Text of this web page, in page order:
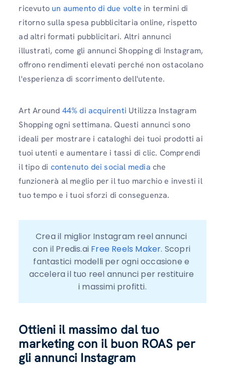
ricevuto un aumento di due volte in termini di
ritorno sulla spesa pubblicitaria online, rispetto
ad altri formati pubblicitari. Altri annunci
illustrati, come gli annunci Shopping di Instagram,
offrono rendimenti elevati perché non ostacolano
l'esperienza di scorrimento dell'utente.
Art Around 44% di acquirenti Utilizza Instagram
Shopping ogni settimana. Questi annunci sono
ideali per mostrare i cataloghi dei tuoi prodotti ai
tuoi utenti e aumentare i tassi di clic. Comprendi
il tipo di contenuto dei social media che
funzionerà al meglio per il tuo marchio e investi il ​​
tuo tempo e i tuoi sforzi di conseguenza.
Crea il miglior Instagram reel annunci
con il Predis.ai Free Reels Maker. Scopri
fantastici modelli per ogni occasione e
accelera il tuo reel annunci per restituire
i massimi profitti.
Ottieni il massimo dal tuo
marketing con il buon ROAS per
gli annunci Instagram